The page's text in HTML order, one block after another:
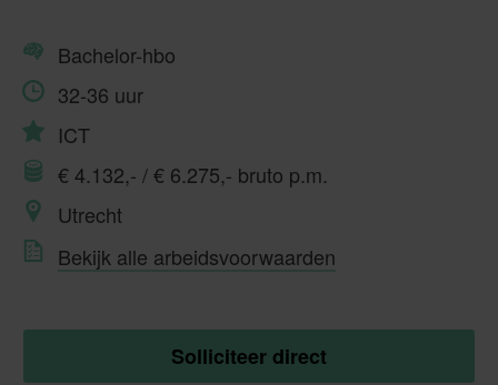
Bachelor-hbo
32-36 uur
ICT
€ 4.132,- / € 6.275,- bruto p.m.
Utrecht
Bekijk alle arbeidsvoorwaarden
Solliciteer direct